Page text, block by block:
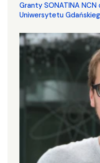
Granty SONATINA NCN
Uniwersytetu